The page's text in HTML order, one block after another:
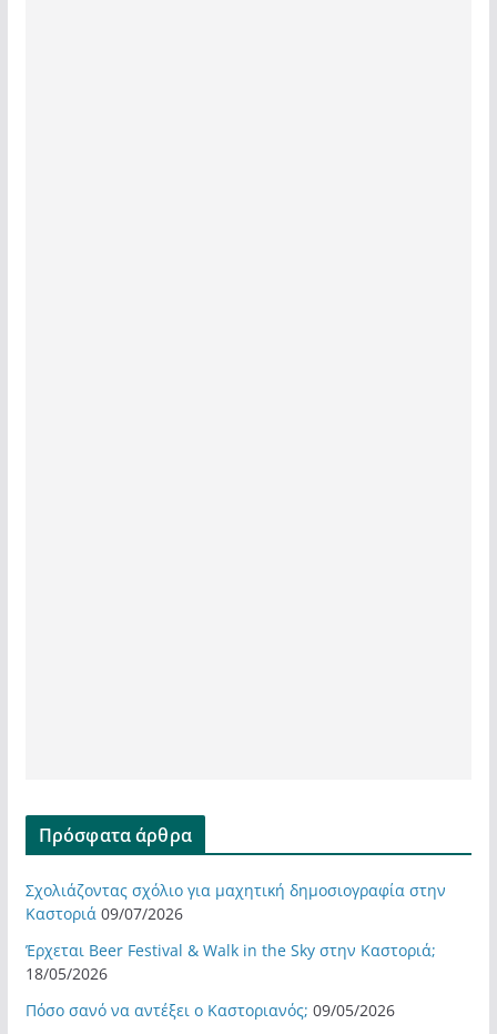
Πρόσφατα άρθρα
Σχολιάζοντας σχόλιο για μαχητική δημοσιογραφία στην
Καστοριά 09/07/2026
Έρχεται Beer Festival & Walk in the Sky στην Καστοριά;
18/05/2026
Πόσο σανό να αντέξει ο Καστοριανός; 09/05/2026